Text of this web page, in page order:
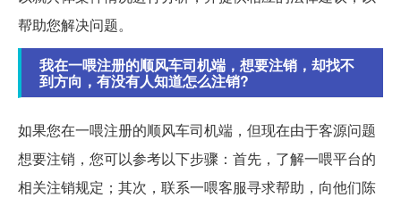
帮助您解决问题。
我在一喂注册的顺风车司机端，想要注销，却找不
到方向，有没有人知道怎么注销?
如果您在一喂注册的顺风车司机端，但现在由于客源问题
想要注销，您可以参考以下步骤：首先，了解一喂平台的
相关注销规定；其次，联系一喂客服寻求帮助，向他们陈